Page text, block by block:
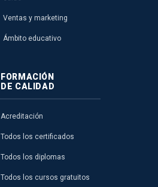
Ventas y marketing
Ámbito educativo
FORMACIÓN
DE CALIDAD
Acreditación
Todos los certificados
Todos los diplomas
Todos los cursos gratuitos